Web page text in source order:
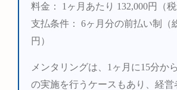
料金：
1ヶ月あたり 132,000円（税
支払条件：
6ヶ月分の前払い制（
円）
メンタリングは、1ヶ月に15分か
の実施を行うケースもあり、経営